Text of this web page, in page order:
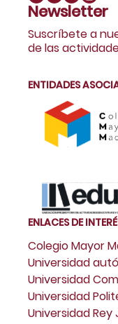
Newsletter
Suscríbete a
de las
ENTIDADES
ENLACES DE
Colegio Mayor
Universidad
Universidad
Universidad
Universidad Rey